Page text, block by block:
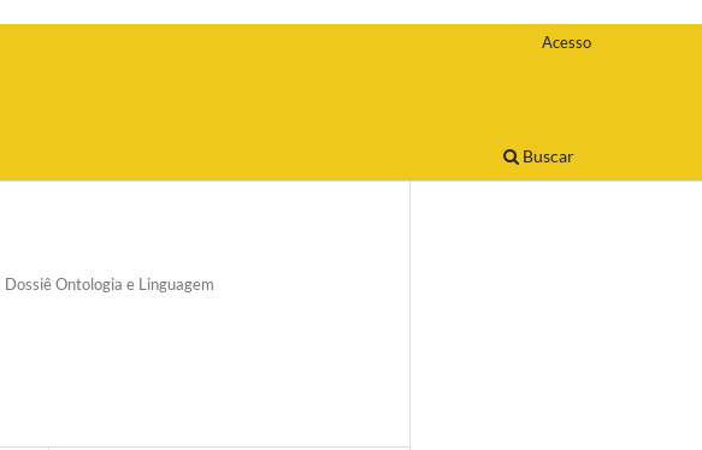
Buscar
Acesso
Dossiê Ontologia e Linguagem